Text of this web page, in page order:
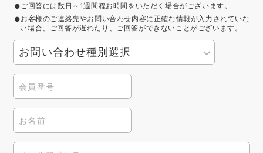
ご回答には数日～1週間程お時間をいただく場合がございます。
お客様のご連絡先やお問い合わせ内容に正確な情報が入力されていな
い場合、ご回答が遅れたり、ご回答ができないことがございます。